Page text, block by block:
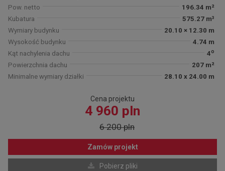
Pow. netto
196.34 m²
Kubatura
575.27 m³
Wymiary budynku
20.10 × 12.30 m
Wysokość budynku
4.74 m
Kąt nachylenia dachu
4o
Powierzchnia dachu
207 m²
Minimalne wymiary działki
28.10 x 24.00 m
Cena projektu
4 960 pln
6 200 pln
Zamów projekt
Pobierz pliki